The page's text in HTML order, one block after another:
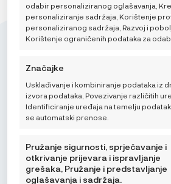
odabir personaliziranog oglašavanja,
personaliziranje sadržaja, Korištenje
personaliziranog sadržaja, Razvoj i
Korištenje ograničenih podataka za
Značajke
Usklađivanje i kombiniranje podataka iz
izvora podataka, Povezivanje različitih
Identificiranje uređaja na temelju
se automatski prenose.
Pružanje sigurnosti, sprječavanje i
otkrivanje prijevara i ispravljanje
grešaka, Pružanje i predstavljanje
oglašavanja i sadržaja.
Mikroedra d.o.o.
(01) 48 22 132
info@najnaj.eu